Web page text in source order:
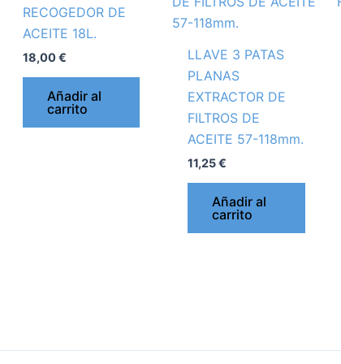
RECOGEDOR DE
ACEITE 18L.
18,00€
Añadir al
carrito
LLAVE 3 PATAS
PLANAS
EXTRACTOR DE
FILTROS DE
ACEITE 57-118mm.
11,25€
Añadir al
carrito